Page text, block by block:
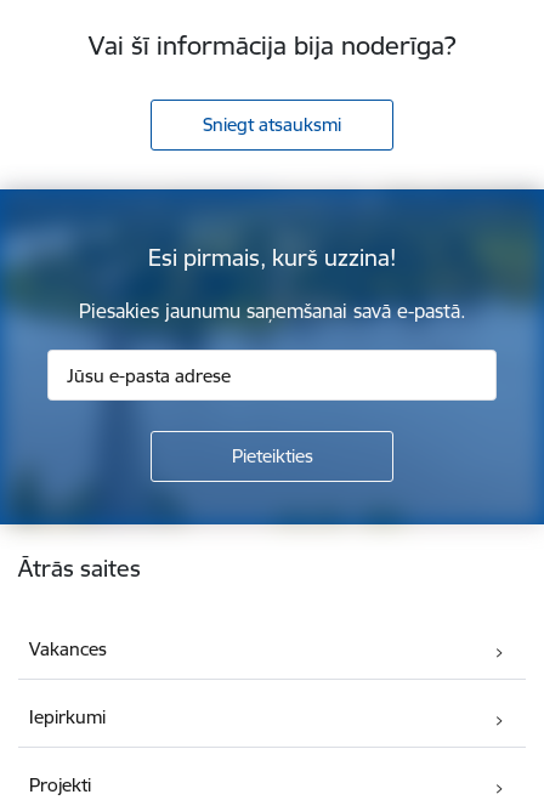
Vai šī informācija bija noderīga?
Sniegt atsauksmi
Esi pirmais, kurš uzzina!
Piesakies jaunumu saņemšanai savā e-pastā.
Kājene
Ātrās saites
Vakances
Iepirkumi
Projekti